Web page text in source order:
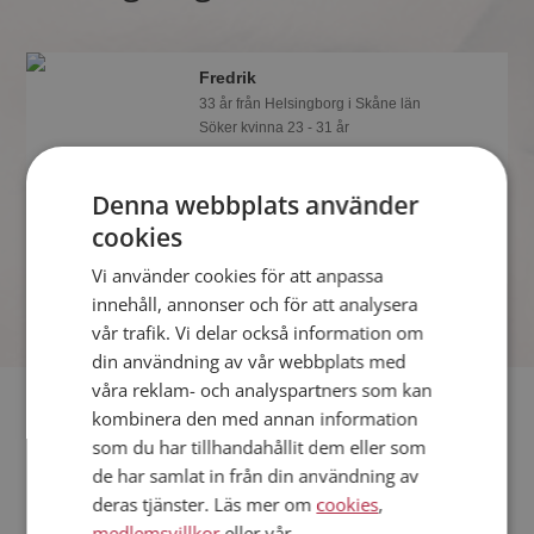
Fredrik
33 år från Helsingborg i Skåne län
Söker kvinna 23 - 31 år
Det finns tusentals fotoalbum med
Fler singlar
Fler singelmän från Helsingborg Admir,
Magnus
Tvärtommannen
Micke
Kvinnor från Helsingborg
Denna webbplats använder
cookies
Vi använder cookies för att anpassa
innehåll, annonser och för att analysera
vår trafik. Vi delar också information om
din användning av vår webbplats med
våra reklam- och analyspartners som kan
kombinera den med annan information
som du har tillhandahållit dem eller som
de har samlat in från din användning av
deras tjänster. Läs mer om cookies,